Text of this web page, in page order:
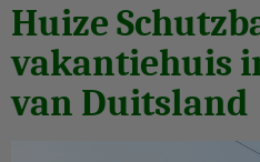
Huize
vakantiehuis
van Duitsland